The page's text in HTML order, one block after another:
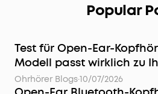
Popular
Test für Open-Ear-
Modell passt wirklich zu
Ohrhörer Blogs·10/07/2026